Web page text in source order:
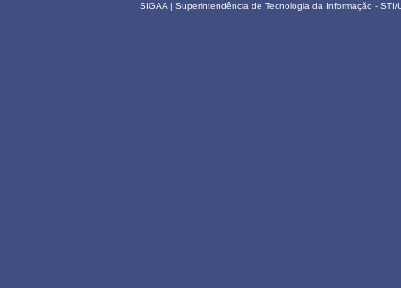
SIGAA | Superintendência de Tecnologia da Informação -